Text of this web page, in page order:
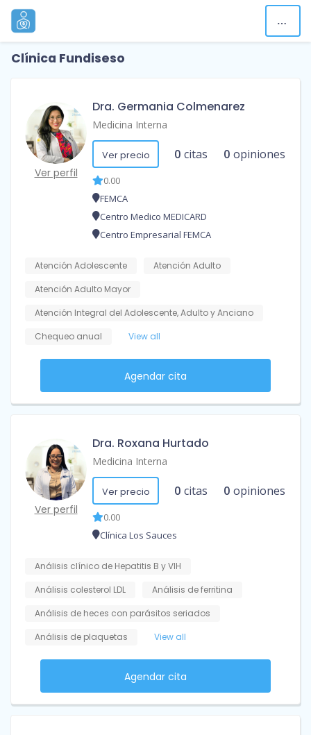
Clínica Fundiseso
Ver perfil
Dra. Germania Colmenarez
Medicina Interna
Ver precio 0 citas 0 opiniones
0.00
FEMCA
Centro Medico MEDICARD
Centro Empresarial FEMCA
Atención Adolescente
Atención Adulto
Atención Adulto Mayor
Atención Integral del Adolescente, Adulto y Anciano
Chequeo anual
View all
Agendar cita
Ver perfil
Dra. Roxana Hurtado
Medicina Interna
Ver precio 0 citas 0 opiniones
0.00
Clínica Los Sauces
Análisis clínico de Hepatitis B y VIH
Análisis colesterol LDL
Análisis de ferritina
Análisis de heces con parásitos seriados
Análisis de plaquetas
View all
Agendar cita